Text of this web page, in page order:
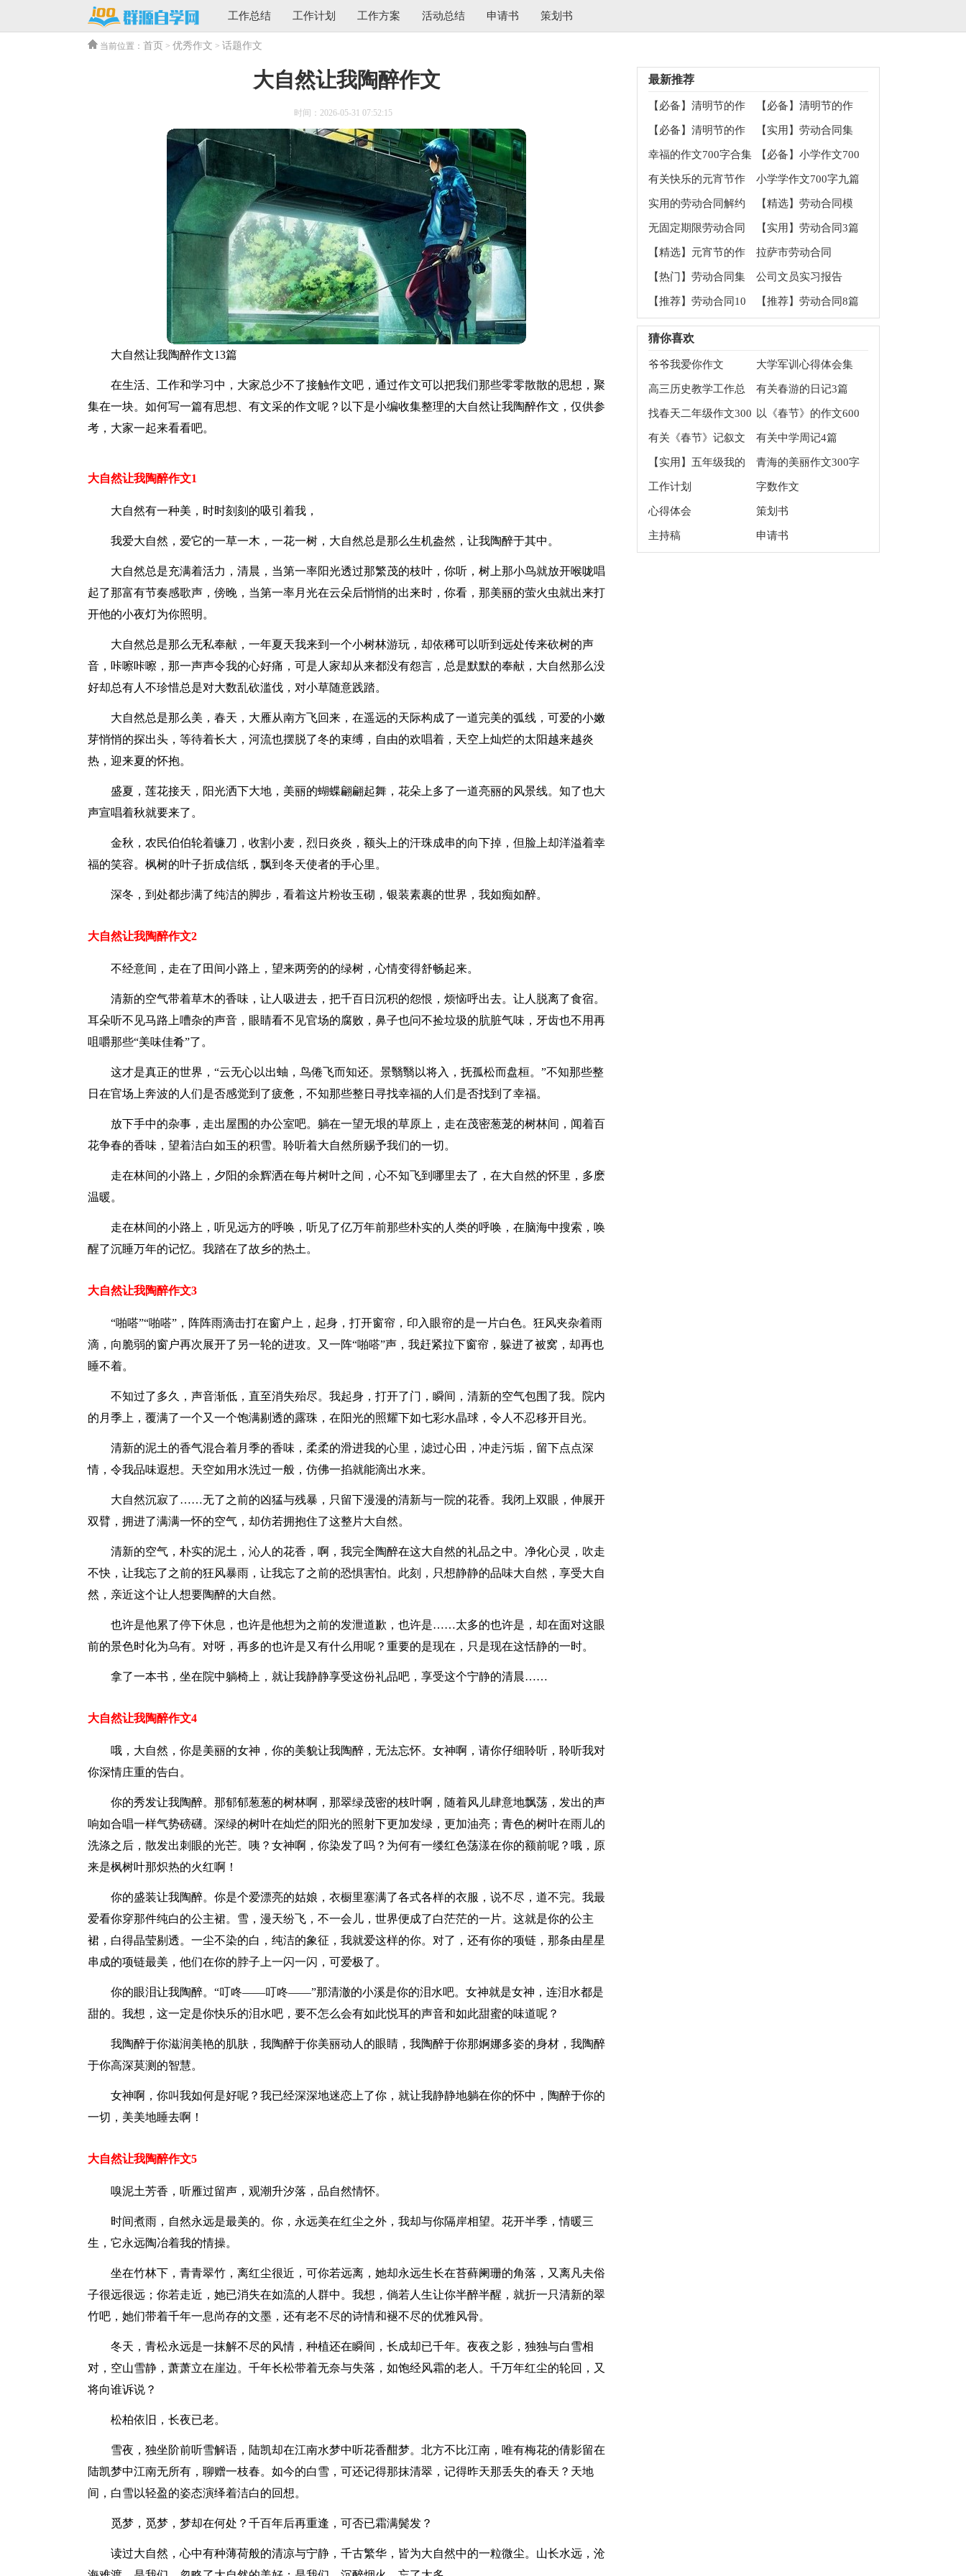
工作总结 工作计划 工作方案 活动总结 申请书 策划书
当前位置： 首页 > 优秀作文 > 话题作文
大自然让我陶醉作文
时间：2026-05-31 07:52:15
大自然让我陶醉作文13篇
在生活、工作和学习中，大家总少不了接触作文吧，通过作文可以把我们那些零零散散的思想，聚
集在一块。如何写一篇有思想、有文采的作文呢？以下是小编收集整理的大自然让我陶醉作文，仅供参
考，大家一起来看看吧。
大自然让我陶醉作文1
大自然有一种美，时时刻刻的吸引着我，
我爱大自然，爱它的一草一木，一花一树，大自然总是那么生机盎然，让我陶醉于其中。
大自然总是充满着活力，清晨，当第一率阳光透过那繁茂的枝叶，你听，树上那小鸟就放开喉咙唱
起了那富有节奏感歌声，傍晚，当第一率月光在云朵后悄悄的出来时，你看，那美丽的萤火虫就出来打
开他的小夜灯为你照明。
大自然总是那么无私奉献，一年夏天我来到一个小树林游玩，却依稀可以听到远处传来砍树的声
音，咔嚓咔嚓，那一声声令我的心好痛，可是人家却从来都没有怨言，总是默默的奉献，大自然那么没
好却总有人不珍惜总是对大数乱砍滥伐，对小草随意践踏。
大自然总是那么美，春天，大雁从南方飞回来，在遥远的天际构成了一道完美的弧线，可爱的小嫩
芽悄悄的探出头，等待着长大，河流也摆脱了冬的束缚，自由的欢唱着，天空上灿烂的太阳越来越炎
热，迎来夏的怀抱。
盛夏，莲花接天，阳光洒下大地，美丽的蝴蝶翩翩起舞，花朵上多了一道亮丽的风景线。知了也大
声宣唱着秋就要来了。
金秋，农民伯伯轮着镰刀，收割小麦，烈日炎炎，额头上的汗珠成串的向下掉，但脸上却洋溢着幸
福的笑容。枫树的叶子折成信纸，飘到冬天使者的手心里。
深冬，到处都步满了纯洁的脚步，看着这片粉妆玉砌，银装素裹的世界，我如痴如醉。
大自然让我陶醉作文2
不经意间，走在了田间小路上，望来两旁的的绿树，心情变得舒畅起来。
清新的空气带着草木的香味，让人吸进去，把千百日沉积的怨恨，烦恼呼出去。让人脱离了食宿。
耳朵听不见马路上嘈杂的声音，眼睛看不见官场的腐败，鼻子也问不捡垃圾的肮脏气味，牙齿也不用再
咀嚼那些“美味佳肴”了。
这才是真正的世界，“云无心以出蚰，鸟倦飞而知还。景翳翳以将入，抚孤松而盘桓。”不知那些整
日在官场上奔波的人们是否感觉到了疲惫，不知那些整日寻找幸福的人们是否找到了幸福。
放下手中的杂事，走出屋围的办公室吧。躺在一望无垠的草原上，走在茂密葱茏的树林间，闻着百
花争春的香味，望着洁白如玉的积雪。聆听着大自然所赐予我们的一切。
走在林间的小路上，夕阳的余辉洒在每片树叶之间，心不知飞到哪里去了，在大自然的怀里，多麽
温暖。
走在林间的小路上，听见远方的呼唤，听见了亿万年前那些朴实的人类的呼唤，在脑海中搜索，唤
醒了沉睡万年的记忆。我踏在了故乡的热土。
大自然让我陶醉作文3
“啪嗒”“啪嗒”，阵阵雨滴击打在窗户上，起身，打开窗帘，印入眼帘的是一片白色。狂风夹杂着雨
滴，向脆弱的窗户再次展开了另一轮的进攻。又一阵“啪嗒”声，我赶紧拉下窗帘，躲进了被窝，却再也
睡不着。
不知过了多久，声音渐低，直至消失殆尽。我起身，打开了门，瞬间，清新的空气包围了我。院内
的月季上，覆满了一个又一个饱满剔透的露珠，在阳光的照耀下如七彩水晶球，令人不忍移开目光。
清新的泥土的香气混合着月季的香味，柔柔的滑进我的心里，滤过心田，冲走污垢，留下点点深
情，令我品味遐想。天空如用水洗过一般，仿佛一掐就能滴出水来。
大自然沉寂了……无了之前的凶猛与残暴，只留下漫漫的清新与一院的花香。我闭上双眼，伸展开
双臂，拥进了满满一怀的空气，却仿若拥抱住了这整片大自然。
清新的空气，朴实的泥土，沁人的花香，啊，我完全陶醉在这大自然的礼品之中。净化心灵，吹走
不快，让我忘了之前的狂风暴雨，让我忘了之前的恐惧害怕。此刻，只想静静的品味大自然，享受大自
然，亲近这个让人想要陶醉的大自然。
也许是他累了停下休息，也许是他想为之前的发泄道歉，也许是……太多的也许是，却在面对这眼
前的景色时化为乌有。对呀，再多的也许是又有什么用呢？重要的是现在，只是现在这恬静的一时。
拿了一本书，坐在院中躺椅上，就让我静静享受这份礼品吧，享受这个宁静的清晨……
大自然让我陶醉作文4
哦，大自然，你是美丽的女神，你的美貌让我陶醉，无法忘怀。女神啊，请你仔细聆听，聆听我对
你深情庄重的告白。
你的秀发让我陶醉。那郁郁葱葱的树林啊，那翠绿茂密的枝叶啊，随着风儿肆意地飘荡，发出的声
响如合唱一样气势磅礴。深绿的树叶在灿烂的阳光的照射下更加发绿，更加油亮；青色的树叶在雨儿的
洗涤之后，散发出刺眼的光芒。咦？女神啊，你染发了吗？为何有一缕红色荡漾在你的额前呢？哦，原
来是枫树叶那炽热的火红啊！
你的盛装让我陶醉。你是个爱漂亮的姑娘，衣橱里塞满了各式各样的衣服，说不尽，道不完。我最
爱看你穿那件纯白的公主裙。雪，漫天纷飞，不一会儿，世界便成了白茫茫的一片。这就是你的公主
裙，白得晶莹剔透。一尘不染的白，纯洁的象征，我就爱这样的你。对了，还有你的项链，那条由星星
串成的项链最美，他们在你的脖子上一闪一闪，可爱极了。
你的眼泪让我陶醉。“叮咚——叮咚——”那清澈的小溪是你的泪水吧。女神就是女神，连泪水都是
甜的。我想，这一定是你快乐的泪水吧，要不怎么会有如此悦耳的声音和如此甜蜜的味道呢？
我陶醉于你滋润美艳的肌肤，我陶醉于你美丽动人的眼睛，我陶醉于你那婀娜多姿的身材，我陶醉
于你高深莫测的智慧。
女神啊，你叫我如何是好呢？我已经深深地迷恋上了你，就让我静静地躺在你的怀中，陶醉于你的
一切，美美地睡去啊！
大自然让我陶醉作文5
嗅泥土芳香，听雁过留声，观潮升汐落，品自然情怀。
时间煮雨，自然永远是最美的。你，永远美在红尘之外，我却与你隔岸相望。花开半季，情暖三
生，它永远陶冶着我的情操。
坐在竹林下，青青翠竹，离红尘很近，可你若远离，她却永远生长在苔藓阑珊的角落，又离凡夫俗
子很远很远；你若走近，她已消失在如流的人群中。我想，倘若人生让你半醉半醒，就折一只清新的翠
竹吧，她们带着千年一息尚存的文墨，还有老不尽的诗情和褪不尽的优雅风骨。
冬天，青松永远是一抹解不尽的风情，种植还在瞬间，长成却已千年。夜夜之影，独独与白雪相
对，空山雪静，萧萧立在崖边。千年长松带着无奈与失落，如饱经风霜的老人。千万年红尘的轮回，又
将向谁诉说？
松柏依旧，长夜已老。
雪夜，独坐阶前听雪解语，陆凯却在江南水梦中听花香酣梦。北方不比江南，唯有梅花的倩影留在
陆凯梦中江南无所有，聊赠一枝春。如今的白雪，可还记得那抹清翠，记得昨天那丢失的春天？天地
间，白雪以轻盈的姿态演绎着洁白的回想。
觅梦，觅梦，梦却在何处？千百年后再重逢，可否已霜满鬓发？
读过大自然，心中有种薄荷般的清凉与宁静，千古繁华，皆为大自然中的一粒微尘。山长水远，沧
最新推荐
【必备】清明节的作
文700字集锦6篇
【必备】清明节的作
文100字集锦10篇
【必备】清明节的作
文100字集锦九篇
【实用】劳动合同集
合5篇
幸福的作文700字合集
九篇
【必备】小学作文700
字四篇
有关快乐的元宵节作
文100字汇编9篇
小学学作文700字九篇
实用的劳动合同解约
协议书4篇
【精选】劳动合同模
板汇总6篇
无固定期限劳动合同
通用15篇
【实用】劳动合同3篇
【精选】元宵节的作
文700字合集8篇
拉萨市劳动合同
【热门】劳动合同集
合七篇
公司文员实习报告
【推荐】劳动合同10
【推荐】劳动合同8篇
猜你喜欢
爷爷我爱你作文
大学军训心得体会集
合15篇
高三历史教学工作总
结
有关春游的日记3篇
找春天二年级作文300
字汇总十篇
以《春节》的作文600
字5篇
有关《春节》记叙文
作文600字集锦九篇
有关中学周记4篇
【实用】五年级我的
作文集合五篇
青海的美丽作文300字
9篇
工作计划 字数作文
心得体会 策划书
主持稿 申请书